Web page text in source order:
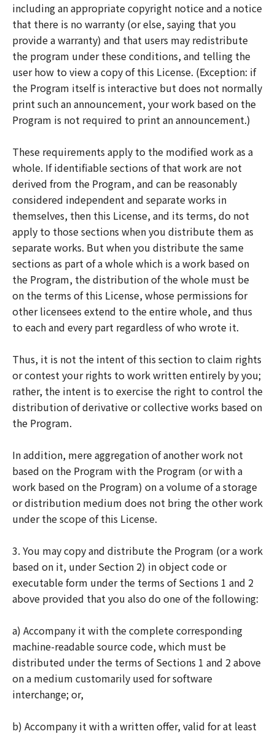
including an appropriate copyright notice and a notice
that there is no warranty (or else, saying that you
provide a warranty) and that users may redistribute
the program under these conditions, and telling the
user how to view a copy of this License. (Exception: if
the Program itself is interactive but does not normally
print such an announcement, your work based on the
Program is not required to print an announcement.)
These requirements apply to the modified work as a
whole. If identifiable sections of that work are not
derived from the Program, and can be reasonably
considered independent and separate works in
themselves, then this License, and its terms, do not
apply to those sections when you distribute them as
separate works. But when you distribute the same
sections as part of a whole which is a work based on
the Program, the distribution of the whole must be
on the terms of this License, whose permissions for
other licensees extend to the entire whole, and thus
to each and every part regardless of who wrote it.
Thus, it is not the intent of this section to claim rights
or contest your rights to work written entirely by you;
rather, the intent is to exercise the right to control the
distribution of derivative or collective works based on
the Program.
In addition, mere aggregation of another work not
based on the Program with the Program (or with a
work based on the Program) on a volume of a storage
or distribution medium does not bring the other work
under the scope of this License.
3. You may copy and distribute the Program (or a work
based on it, under Section 2) in object code or
executable form under the terms of Sections 1 and 2
above provided that you also do one of the following:
a) Accompany it with the complete corresponding
machine-readable source code, which must be
distributed under the terms of Sections 1 and 2 above
on a medium customarily used for software
interchange; or,
b) Accompany it with a written offer, valid for at least